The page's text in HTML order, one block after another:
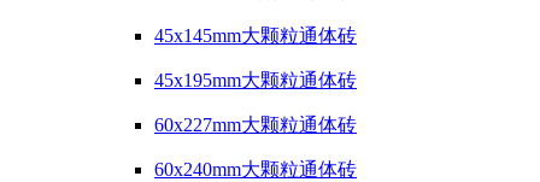
45x145mm大颗粒通体砖
45x195mm大颗粒通体砖
60x227mm大颗粒通体砖
60x240mm大颗粒通体砖